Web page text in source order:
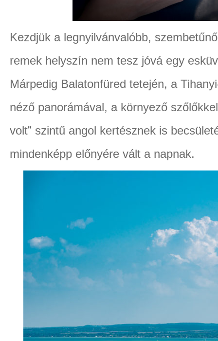
Kezdjük a legnyilvánvalóbb,
remek helyszín nem tesz jóvá egy
Márpedig Balatonfüred tetején, a
néző panorámával, a környező
volt” szintű angol kertésznek is
mindenképp előnyére vált a napnak.